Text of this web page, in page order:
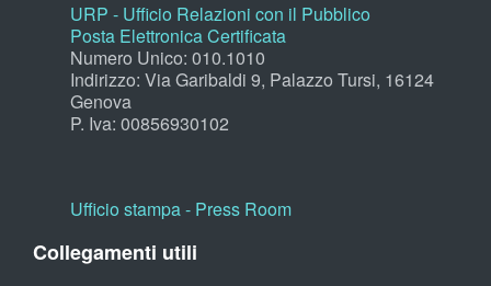
URP - Ufficio Relazioni con il Pubblico
Posta Elettronica Certificata
Numero Unico: 010.1010
Indirizzo: Via Garibaldi 9, Palazzo Tursi, 16124
Genova
P. Iva: 00856930102
Ufficio stampa - Press Room
Collegamenti utili